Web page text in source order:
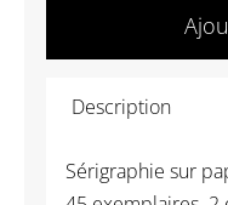
Description
Sérigraphie sur